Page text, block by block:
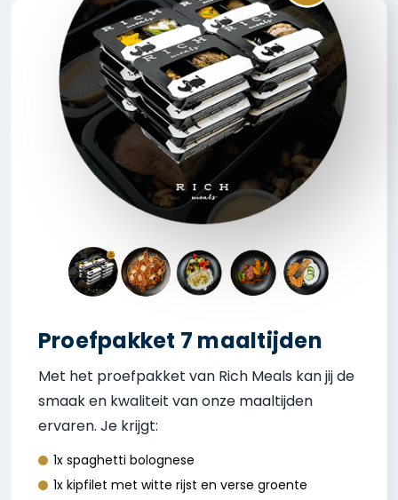
Proefpakket 7 maaltijden
Met het proefpakket van Rich Meals kan jij de
smaak en kwaliteit van onze maaltijden
ervaren. Je krijgt:
1x spaghetti bolognese
1x kipfilet met witte rijst en verse groente